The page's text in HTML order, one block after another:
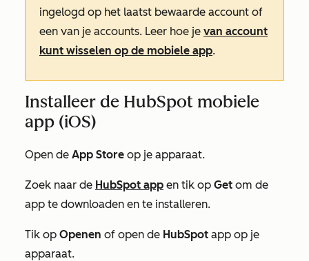
ingelogd op het laatst bewaarde account of
een van je accounts. Leer hoe je van account
kunt wisselen op de mobiele app.
Installeer de HubSpot mobiele
app (iOS)
Open de App Store op je apparaat.
Zoek naar de HubSpot app en tik op Get om de
app te downloaden en te installeren.
Tik op Openen of open de HubSpot app op je
apparaat.